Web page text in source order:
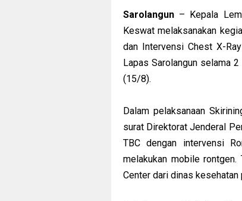
Sarolangun – Kepala
Keswat melaksanakan
dan Intervensi Chest X-
Lapas Sarolangun selama
(15/8).
Dalam pelaksanaan
surat Direktorat Jenderal
TBC dengan intervensi
melakukan mobile
Center dari dinas